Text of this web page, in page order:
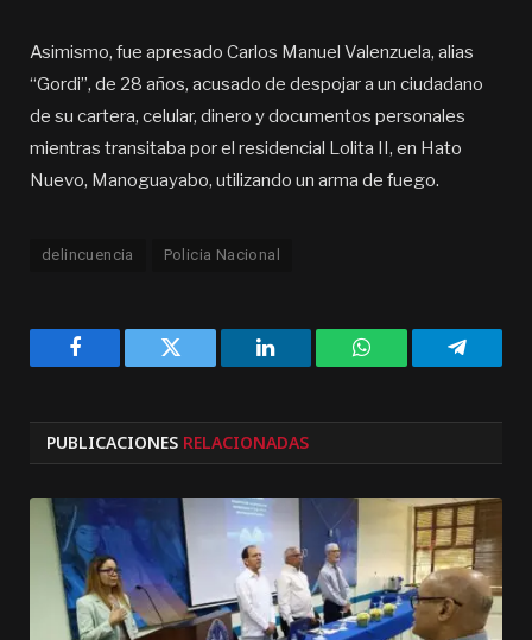
Asimismo, fue apresado Carlos Manuel Valenzuela, alias
“Gordi”, de 28 años, acusado de despojar a un ciudadano
de su cartera, celular, dinero y documentos personales
mientras transitaba por el residencial Lolita II, en Hato
Nuevo, Manoguayabo, utilizando un arma de fuego.
delincuencia Policia Nacional
Facebook Twitter LinkedIn WhatsApp
PUBLICACIONES RELACIONADAS